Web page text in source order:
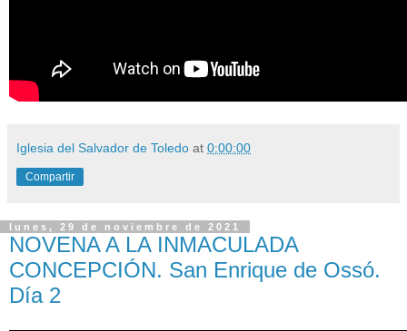
Iglesia del Salvador de Toledo at 0:00:00
Compartir
lunes, 29 de noviembre de 2021
NOVENA A LA INMACULADA
CONCEPCIÓN. San Enrique de Ossó.
Día 2